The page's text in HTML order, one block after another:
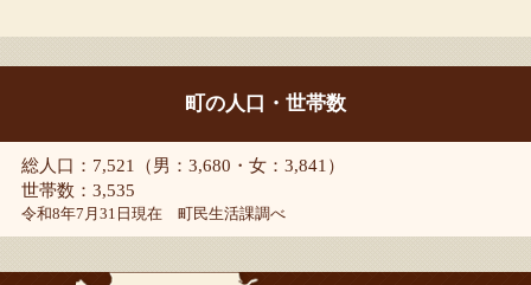
町の人口・世帯数
総人口：7,521（男：3,680・女：3,841）
世帯数：3,535
令和8年7月31日現在 町民生活課調べ